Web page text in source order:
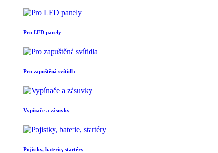
Pro LED panely
Pro zapuštěná svítidla
Vypínače a zásuvky
Pojistky, baterie, startéry